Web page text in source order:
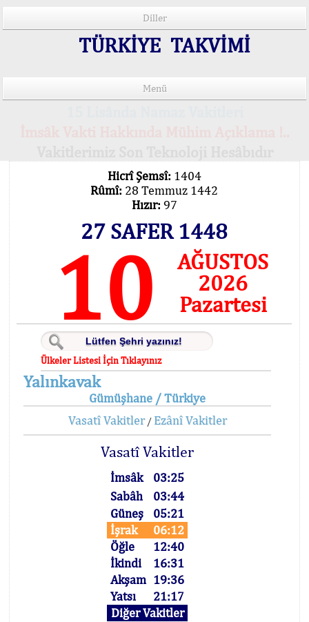
Diller
TÜRKİYE TAKVİMİ
Menü
Hicrî Şemsî: 1404
Rûmî: 28 Temmuz 1442
Hızır: 97
27 SAFER 1448
10
AĞUSTOS
2026
Pazartesi
Ülkeler Listesi İçin Tıklayınız
Yalınkavak
Gümüşhane / Türkiye
Vasatî Vakitler/ Ezânî Vakitler
Vasatî Vakitler
İmsâk
03:25
Sabâh
03:44
Güneş
05:21
İşrak
06:12
Öğle
12:40
İkindi
16:31
Akşam 19:36
Yatsı
21:17
Diğer Vakitler